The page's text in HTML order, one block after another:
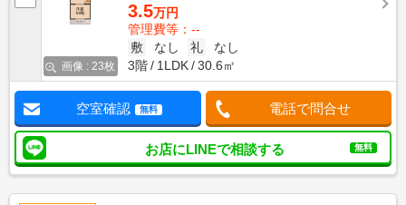
画像 : 23枚
3.5万円
管理費等：--
敷
なし 礼
なし
3階
1LDK 30.6㎡
空室確認 無料 電話で問合せ
お店にLINEで相談する 無料